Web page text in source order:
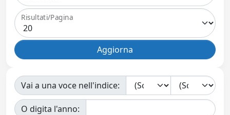
Risultati/Pagina
Vai a una voce nell'indice:
O digita l'anno: